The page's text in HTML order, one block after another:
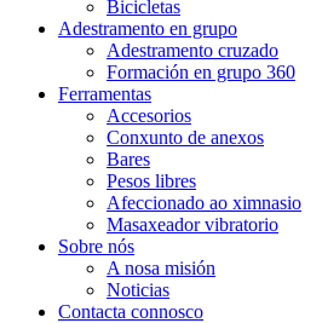
Bicicletas
Adestramento en grupo
Adestramento cruzado
Formación en grupo 360
Ferramentas
Accesorios
Conxunto de anexos
Bares
Pesos libres
Afeccionado ao ximnasio
Masaxeador vibratorio
Sobre nós
A nosa misión
Noticias
Contacta connosco